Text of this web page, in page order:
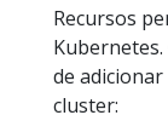
Recursos
de
cluster: